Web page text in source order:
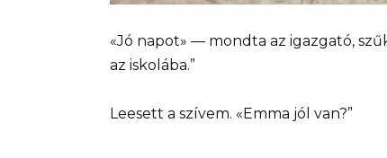
«Jó napot» — mondta az igazgató,
az iskolába.”
Leesett a szívem. «Emma jól van?”